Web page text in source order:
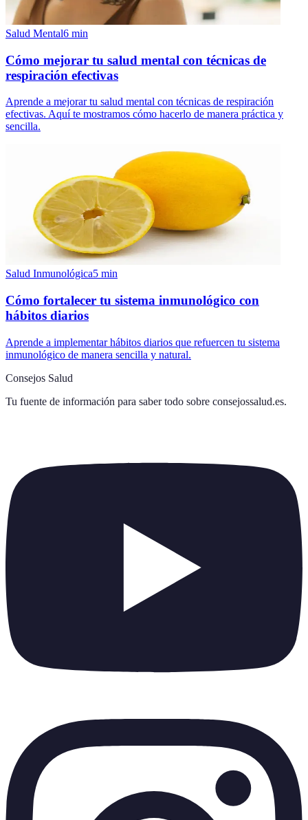
Salud Mental6 min
Cómo mejorar tu salud mental con técnicas de
respiración efectivas
Aprende a mejorar tu salud mental con técnicas de respiración
efectivas. Aquí te mostramos cómo hacerlo de manera práctica y
sencilla.
Salud Inmunológica5 min
Cómo fortalecer tu sistema inmunológico con
hábitos diarios
Aprende a implementar hábitos diarios que refuercen tu sistema
inmunológico de manera sencilla y natural.
Consejos Salud
Tu fuente de información para saber todo sobre consejossalud.es.